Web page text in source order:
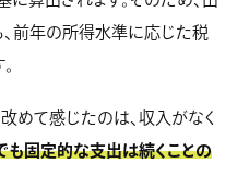
前年の所得水準に応じた税
めて感じたのは、収入がなく
も固定的な支出は続くことの